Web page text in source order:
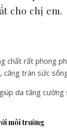
cho chị em.
chất rất phong
căng tràn sức
da tăng cường
môi trường